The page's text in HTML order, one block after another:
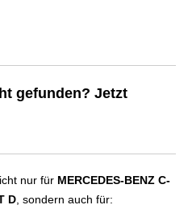
gefunden? Jetzt
nur für MERCEDES-BENZ C-
D, sondern auch für: